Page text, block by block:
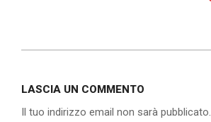
29
LASCIA UN COMMENTO
Il tuo indirizzo email non sarà pubblicato.